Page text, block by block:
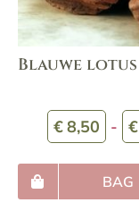
Blauwe lotus
€8,50 - €
BAG